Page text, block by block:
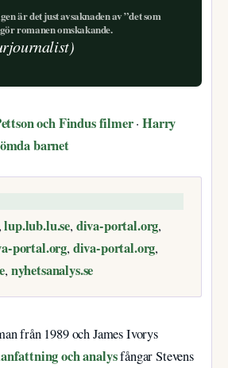
är det just avsaknaden av ”det som
romanen omskakande.
och Findus filmer·Harry
barnet
lup.lub.lu.se,diva-portal.org,
portal.org,diva-portal.org,
,nyhetsanalys.se
från 1989 och James Ivorys
och analysfångar Stevens